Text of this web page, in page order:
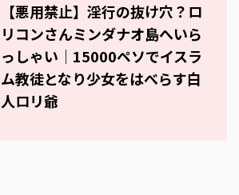
【悪用禁止】淫行の抜け穴？ロ
リコンさんミンダナオ島へいら
っしゃい｜15000ペソでイスラ
ム教徒となり少女をはべらす白
人ロリ爺